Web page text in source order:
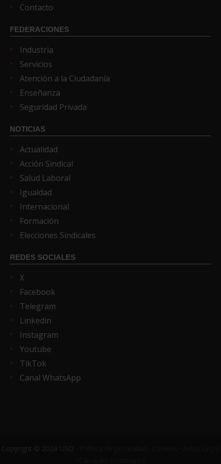
Contacto
FEDERACIONES
Industria
Servicios
Atención a la Ciudadanía
Enseñanza
Seguridad Privada
NOTICIAS
Actualidad
Acción Sindical
Salud Laboral
Igualdad
Internacional
Formación
Elecciones Sindicales
REDES SOCIALES
X
Facebook
Telegram
Linkedin
Instagram
Youtube
TikTok
Canal WhatsApp
Copyright © 2026 USO ·